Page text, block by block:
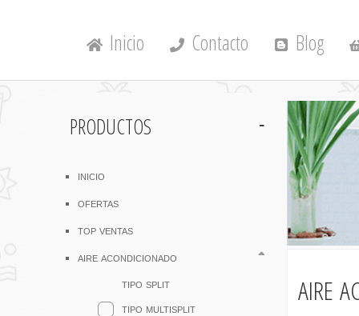
Inicio Contacto Blog
productos
inicio
ofertas
top ventas
aire acondicionado
tipo split
tipo multisplit
aire